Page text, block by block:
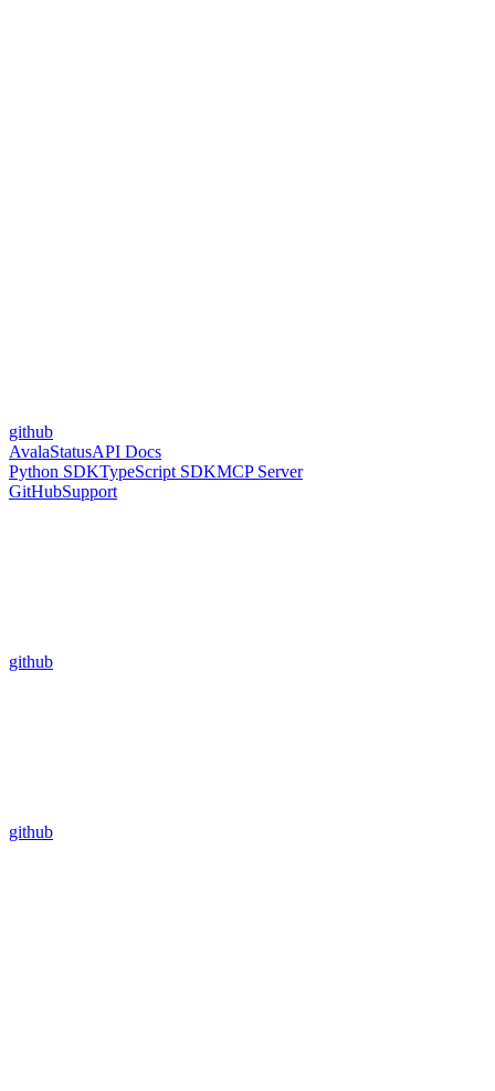
github
AvalaStatusAPI Docs
Python SDKTypeScript SDKMCP Server
GitHubSupport
github
github